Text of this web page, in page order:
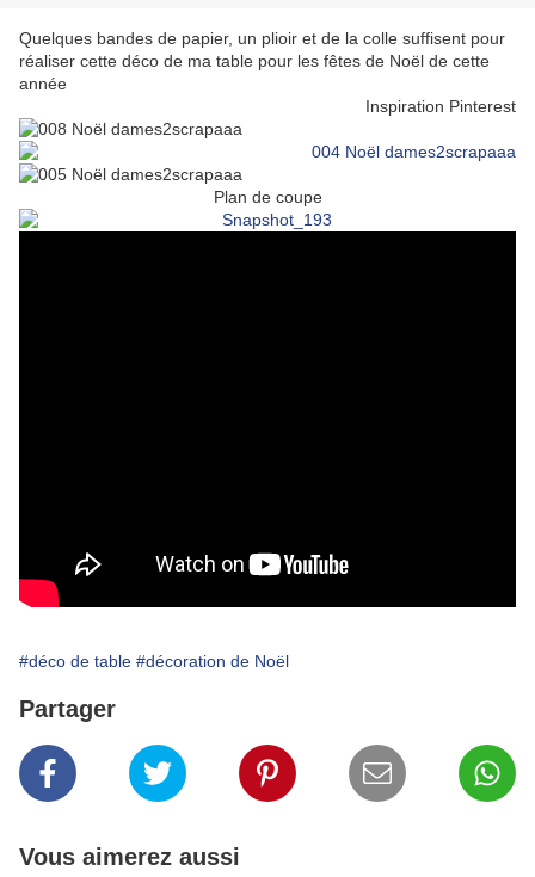
Quelques bandes de papier, un plioir et de la colle suffisent pour
réaliser cette déco de ma table pour les fêtes de Noël de cette
année
Inspiration Pinterest
Plan de coupe
#déco de table #décoration de Noël
Partager
Vous aimerez aussi